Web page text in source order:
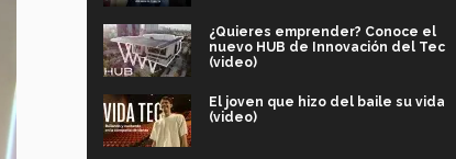
¿Quieres emprender? Conoce el
nuevo HUB de Innovación del Tec
(video)
El joven que hizo del baile su vida
(video)